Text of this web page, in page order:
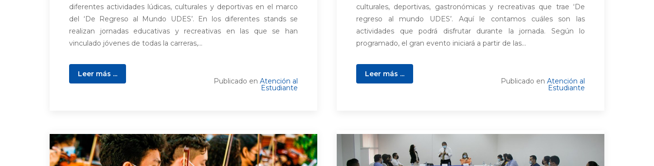
diferentes actividades lúdicas, culturales y deportivas en el marco
del ‘De Regreso al Mundo UDES’. En los diferentes stands se
realizan jornadas educativas y recreativas en las que se han
vinculado jóvenes de todas la carreras,...
Leer más ...
Publicado en Atención al
Estudiante
culturales, deportivas, gastronómicas y recreativas que trae ‘De
regreso al mundo UDES’. Aquí le contamos cuáles son las
actividades que podrá disfrutar durante la jornada. Según lo
programado, el gran evento iniciará a partir de las...
Leer más ...
Publicado en Atención al
Estudiante